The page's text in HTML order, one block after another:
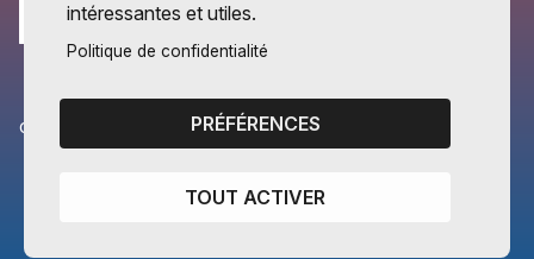
CANTONS PARTENAIRES
Vaud
intéressantes et utiles.
Politique de confidentialité
PRÉFÉRENCES
TOUT ACTIVER